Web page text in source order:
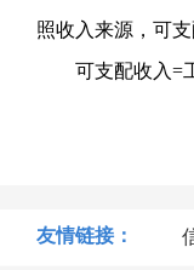
照收入来源，可
可支配收入=
友情链接：